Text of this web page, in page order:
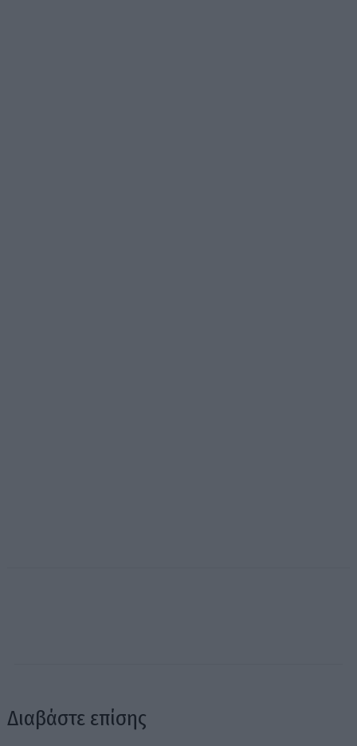
Διαβάστε επίσης